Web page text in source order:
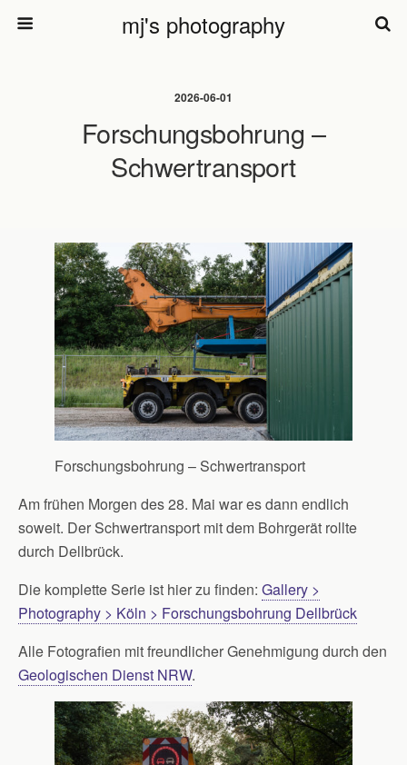
mj's photography
2026-06-01
Forschungsbohrung –
Schwertransport
Forschungsbohrung – Schwertransport
Am frühen Morgen des 28. Mai war es dann endlich
soweit. Der Schwertransport mit dem Bohrgerät rollte
durch Dellbrück.
Die komplette Serie ist hier zu finden: Gallery >
Photography > Köln > Forschungsbohrung Dellbrück
Alle Fotografien mit freundlicher Genehmigung durch den
Geologischen Dienst NRW.